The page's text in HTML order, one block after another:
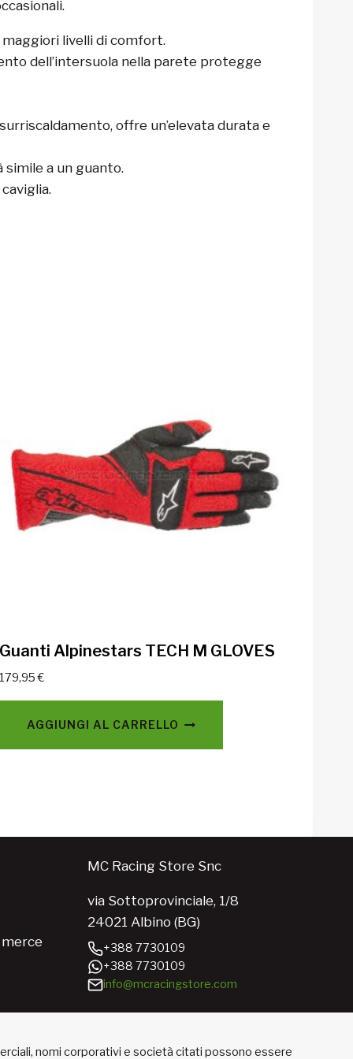
maggiori livelli di comfort.
dell’intersuola nella parete protegge
offre un’elevata durata e
a un guanto.
Guanti Alpinestars TECH M GLOVES
179,95€
AGGIUNGI AL CARRELLO
MC Racing Store Snc
via Sottoprovinciale, 1/8
24021 Albino (BG)
+388 7730109
+388 7730109
info@mcracingstore.com
nomi corporativi e società citati possono essere